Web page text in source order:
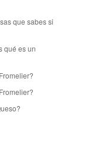
que sabes si
qué es un